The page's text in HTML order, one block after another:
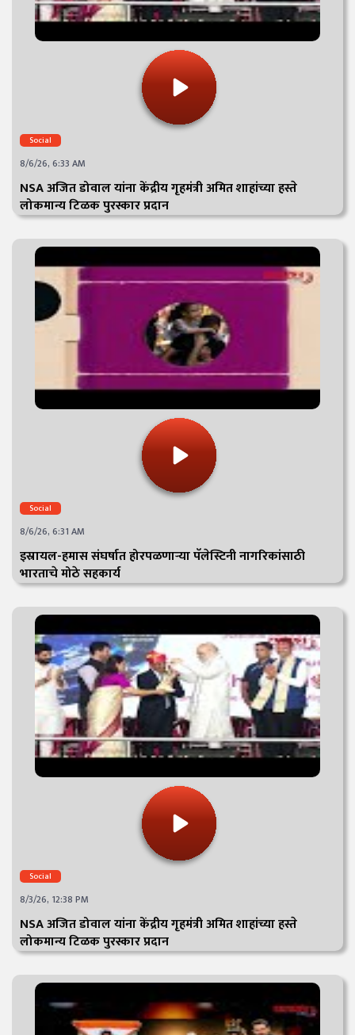
Social
8/6/26, 6:33 AM
NSA अजित डोवाल यांना केंद्रीय गृहमंत्री अमित शाहांच्या हस्ते
लोकमान्य टिळक पुरस्कार प्रदान
Social
8/6/26, 6:31 AM
इस्रायल-हमास संघर्षात होरपळणाऱ्या पॅलेस्टिनी नागरिकांसाठी
भारताचे मोठे सहकार्य
Social
8/3/26, 12:38 PM
NSA अजित डोवाल यांना केंद्रीय गृहमंत्री अमित शाहांच्या हस्ते
लोकमान्य टिळक पुरस्कार प्रदान